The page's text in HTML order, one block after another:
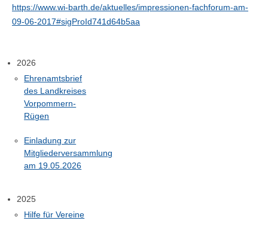
https://www.wi-barth.de/aktuelles/impressionen-fachforum-am-
09-06-2017#sigProId741d64b5aa
2026
Ehrenamtsbrief
des Landkreises
Vorpommern-
Rügen
Einladung zur
Mitgliederversammlung
am 19.05.2026
2025
Hilfe für Vereine